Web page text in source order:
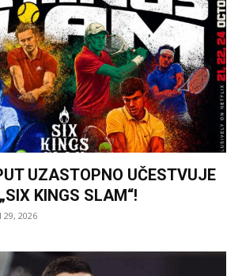
UZASTOPNO UČESTVUJE
KINGS SLAM“!
29, 2026